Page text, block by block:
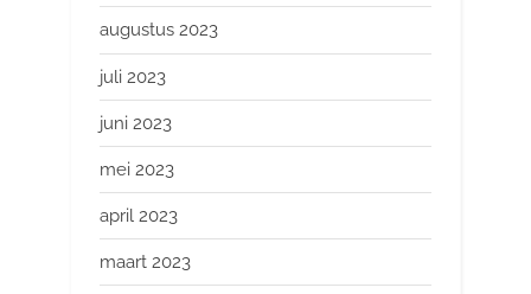
augustus 2023
juli 2023
juni 2023
mei 2023
april 2023
maart 2023